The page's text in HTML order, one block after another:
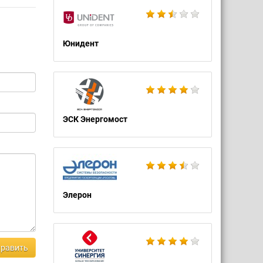
Юнидент
ЭСК Энергомост
Элерон